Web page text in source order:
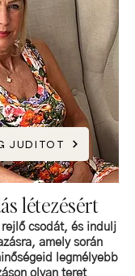
JUDITOT
létezésért
csodát, és indulj
amely során
legmélyebb
olyan teret